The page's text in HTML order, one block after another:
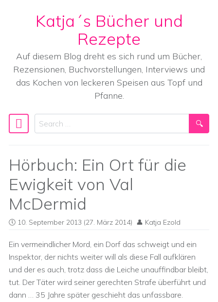
Skip to content
Katja´s Bücher und
Rezepte
Auf diesem Blog dreht es sich rund um Bücher,
Rezensionen, Buchvorstellungen, Interviews und
das Kochen von leckeren Speisen aus Topf und
Pfanne.
Main Navigation
Search
Hörbuch: Ein Ort für die
Ewigkeit von Val
McDermid
10. September 2013 (27. März 2014) Katja Ezold
Ein vermeindlicher Mord, ein Dorf das schweigt und ein
Inspektor, der nichts weiter will als diese Fall aufklären
und der es auch, trotz dass die Leiche unauffindbar bleibt,
tut. Der Täter wird seiner gerechten Strafe überführt und
dann … 35 Jahre später geschieht das unfassbare.